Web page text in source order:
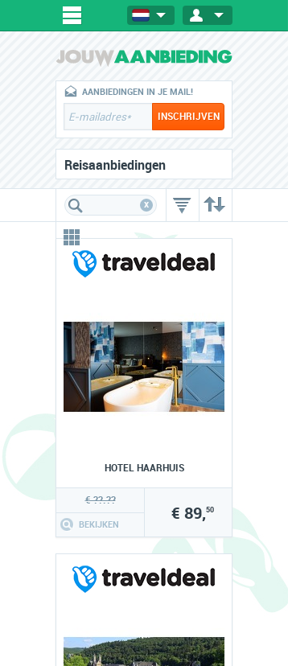
AANBIEDINGEN IN JE MAIL!
Reisaanbiedingen
x
HOTEL HAARHUIS
€ ??.??
BEKIJKEN
€ 89,50